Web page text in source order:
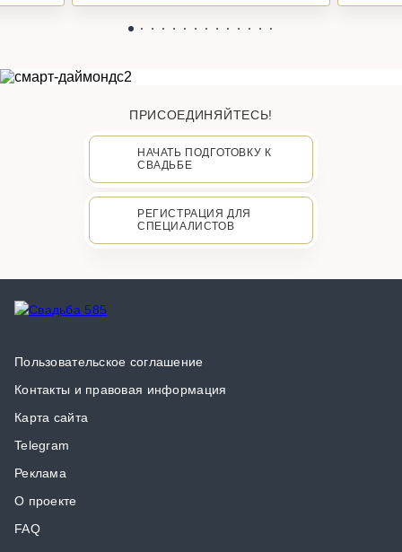
ПРИСОЕДИНЯЙТЕСЬ!
НАЧАТЬ ПОДГОТОВКУ К
СВАДЬБЕ
РЕГИСТРАЦИЯ ДЛЯ
СПЕЦИАЛИСТОВ
Пользовательское соглашение
Контакты и правовая информация
Карта сайта
Telegram
Реклама
О проекте
FAQ